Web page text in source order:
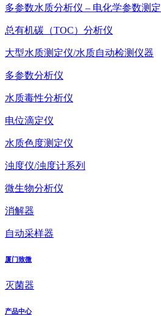
多参数水质分析仪 – 电化学参数测定
总有机碳（TOC）分析仪
大型水质测定仪/水质自动检测仪器
多参数分析仪
水质毒性分析仪
电位滴定仪
水质色度测定仪
浊度仪/浊度计系列
微生物分析仪
消解器
自动采样器
厦门致微
灭菌器
产品中心